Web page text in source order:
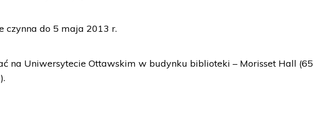
czynna do 5 maja 2013 r.
na Uniwersytecie Ottawskim w budynku biblioteki – Morisset Hall (65